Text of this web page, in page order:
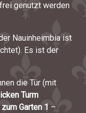
genutzt werden
Nauinheimbia ist
Es ist der
die Tür (mit
Turm
Garten 1 –